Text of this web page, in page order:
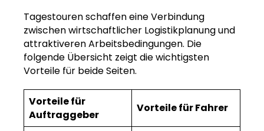
Tagestouren schaffen eine Verbindung
zwischen wirtschaftlicher Logistikplanung und
attraktiveren Arbeitsbedingungen. Die
folgende Übersicht zeigt die wichtigsten
Vorteile für beide Seiten.
Vorteile für
Auftraggeber
Vorteile für Fahrer